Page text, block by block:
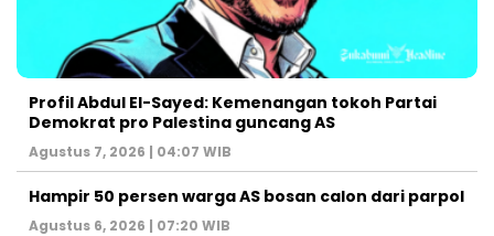
Profil Abdul El-Sayed: Kemenangan tokoh Partai
Demokrat pro Palestina guncang AS
Agustus 7, 2026 | 04:07 WIB
Hampir 50 persen warga AS bosan calon dari parpol
Agustus 6, 2026 | 07:20 WIB